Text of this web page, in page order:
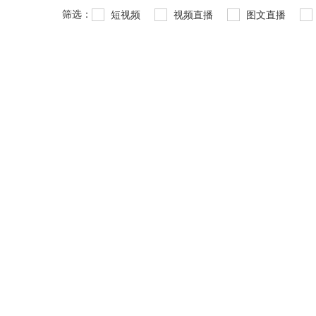
筛选： 短视频 视频直播 图文直播